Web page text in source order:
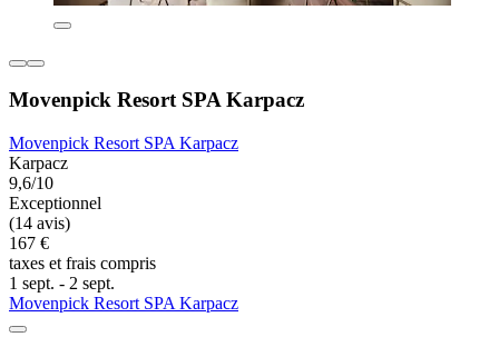
Movenpick Resort SPA Karpacz
Movenpick Resort SPA Karpacz
Karpacz
9,6/10
Exceptionnel
(14 avis)
167 €
taxes et frais compris
1 sept. - 2 sept.
Movenpick Resort SPA Karpacz